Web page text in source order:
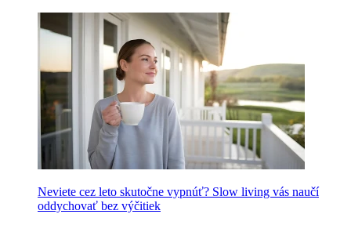
Neviete cez leto skutočne vypnúť? Slow living vás naučí
oddychovať bez výčitiek